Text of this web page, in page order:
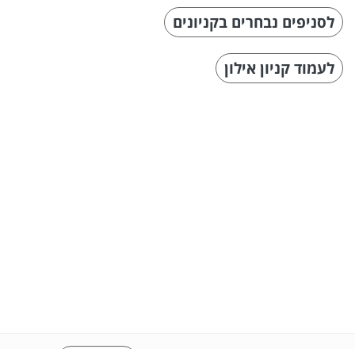
לסניפים נבחרים בקניונים
לעמוד קניון אילון